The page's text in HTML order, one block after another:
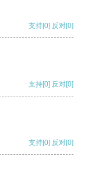
支持[0] 反对[0]
支持[0] 反对[0]
支持[0] 反对[0]